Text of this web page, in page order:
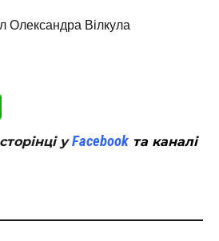
Олександра Вілкула
уFacebook та каналі